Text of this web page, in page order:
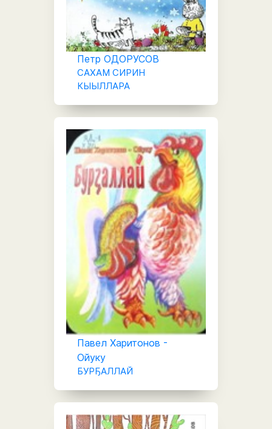
Петр ОДОРУСОВ
САХАМ СИРИН
КЫЫЛЛАРА
Павел Харитонов -
Ойуку
БУРҔАЛЛАЙ